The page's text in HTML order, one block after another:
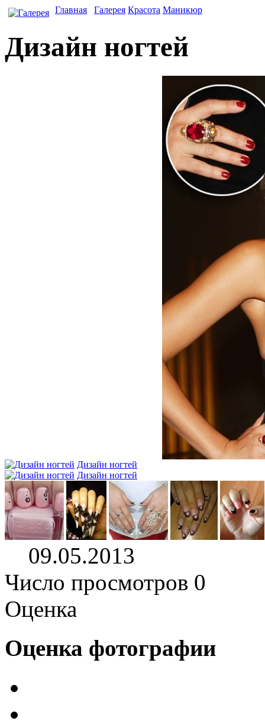
Главная Галерея Красота Маникюр
Дизайн ногтей
Дизайн ногтей
Дизайн ногтей
09.05.2013
Число просмотров 0
Оценка
Оценка фотографии